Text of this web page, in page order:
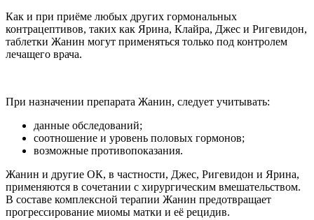
Как и при приёме любых других гормональных
контрацептивов, таких как Ярина, Клайра, Джес и Ригевидон,
таблетки Жанин могут применяться только под контролем
лечащего врача.
При назначении препарата Жанин, следует учитывать:
данные обследований;
соотношение и уровень половых гормонов;
возможные противопоказания.
Жанин и другие ОК, в частности, Джес, Ригевидон и Ярина,
применяются в сочетании с хирургическим вмешательством.
В составе комплексной терапии Жанин предотвращает
прогрессирование миомы матки и её рецидив.